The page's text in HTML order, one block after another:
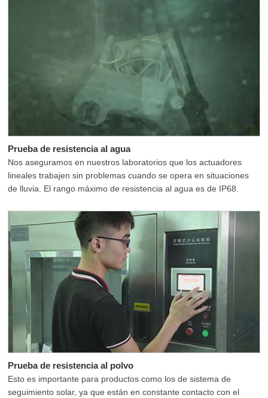
Prueba de resistencia al agua
Nos aseguramos en nuestros laboratorios que los actuadores
lineales trabajen sin problemas cuando se opera en situaciones
de lluvia. El rango máximo de resistencia al agua es de IP68.
Prueba de resistencia al polvo
Esto es importante para productos como los de sistema de
seguimiento solar, ya que están en constante contacto con el